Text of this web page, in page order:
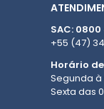
SAC:
+55 (47)
Horário
Segunda à
Sexta das